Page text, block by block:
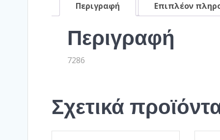
Περιγραφή Επιπλέον
Περιγραφή
7286
Σχετικά